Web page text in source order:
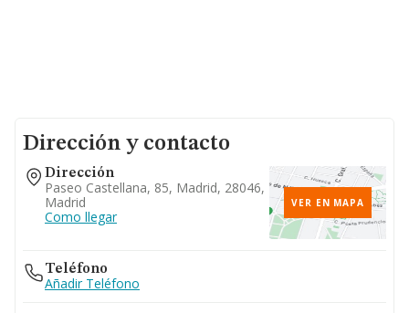
Dirección y contacto
Dirección
Paseo Castellana, 85, Madrid, 28046,
Madrid
Como llegar
VER EN MAPA
Teléfono
Añadir Teléfono